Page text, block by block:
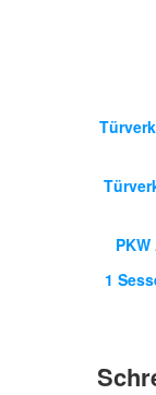
1